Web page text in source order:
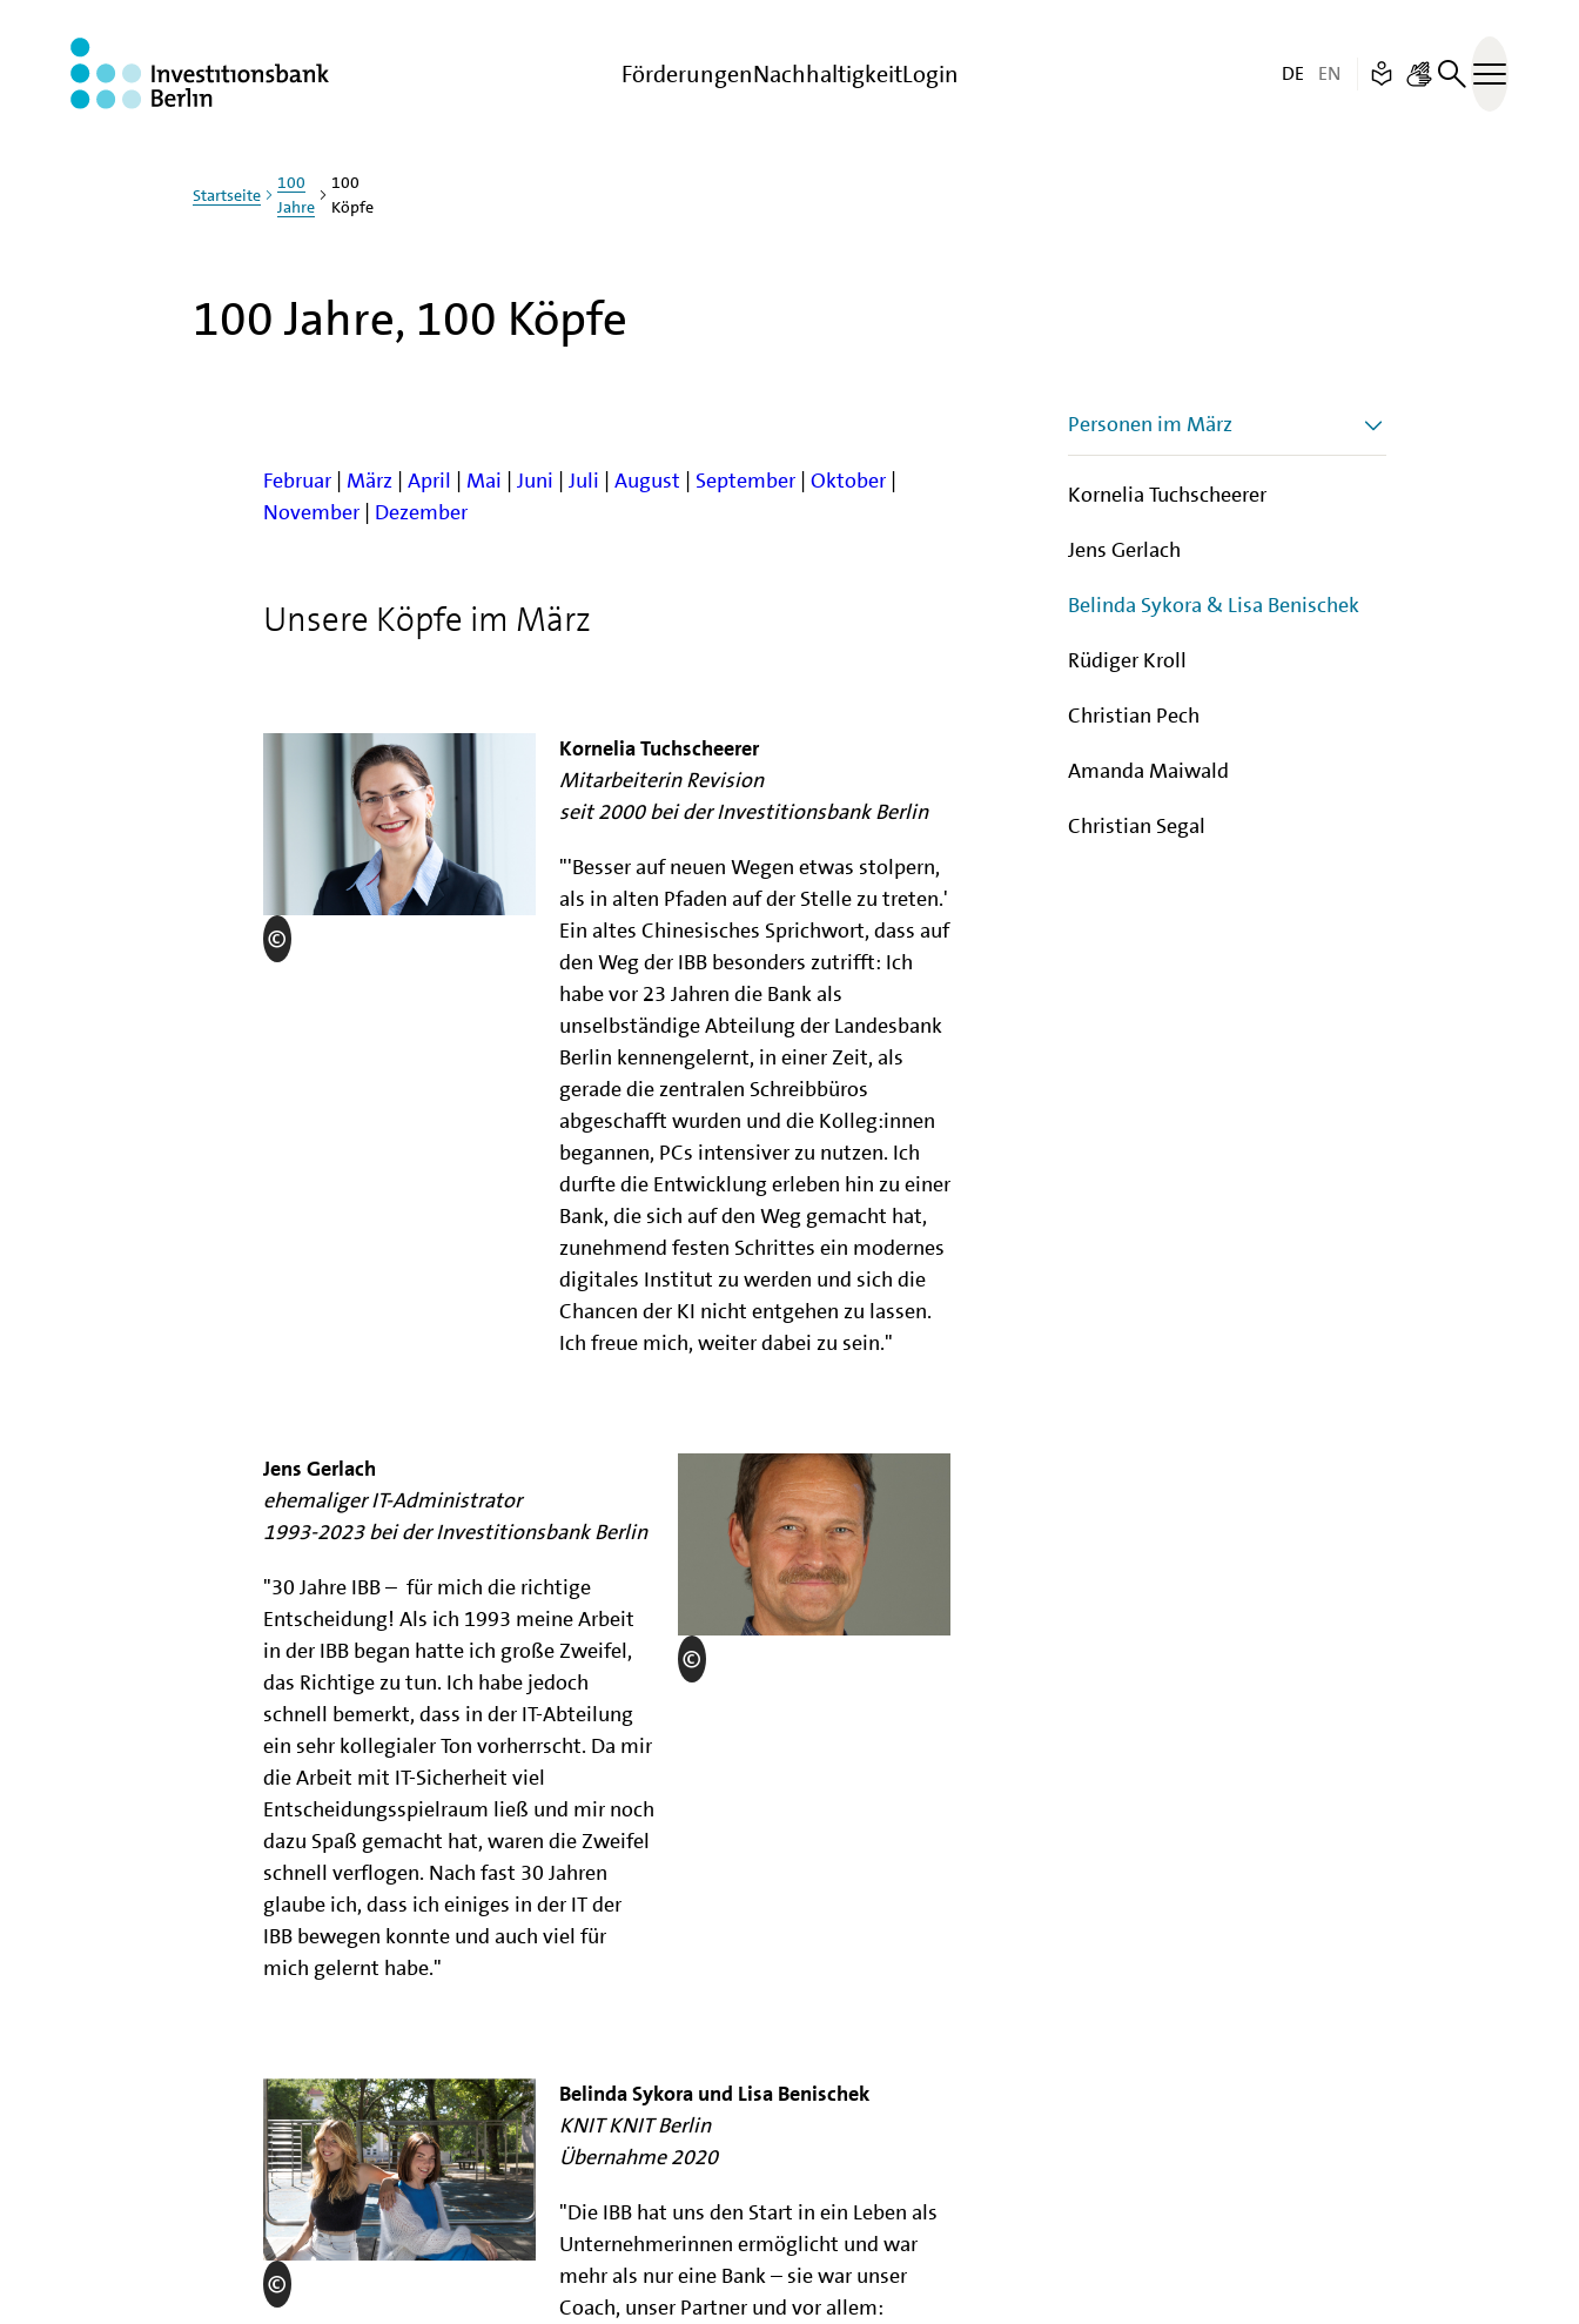
FörderungenNachhaltigkeitLogin DE Deutsch (aktive Sprache)
EN English – Unfortunately this
Leichte Sprache
Gebärdensprache
Menü
Startseite
100
Jahre
100
Köpfe
100 Jahre, 100 Köpfe
Februar | März | April | Mai | Juni | Juli | August | September | Oktober |
November | Dezember
Unsere Köpfe im März
Kornelia Tuchscheerer
Mitarbeiterin Revision
seit 2000 bei der Investitionsbank Berlin
"'Besser auf neuen Wegen etwas stolpern,
als in alten Pfaden auf der Stelle zu treten.'
Ein altes Chinesisches Sprichwort, dass auf
den Weg der IBB besonders zutrifft: Ich
habe vor 23 Jahren die Bank als
unselbständige Abteilung der Landesbank
Berlin kennengelernt, in einer Zeit, als
gerade die zentralen Schreibbüros
abgeschafft wurden und die Kolleg:innen
begannen, PCs intensiver zu nutzen. Ich
durfte die Entwicklung erleben hin zu einer
Bank, die sich auf den Weg gemacht hat,
zunehmend festen Schrittes ein modernes
digitales Institut zu werden und sich die
Chancen der KI nicht entgehen zu lassen.
Ich freue mich, weiter dabei zu sein."
Jens Gerlach
ehemaliger IT-Administrator
1993-2023 bei der Investitionsbank Berlin
"30 Jahre IBB – für mich die richtige
Entscheidung! Als ich 1993 meine Arbeit
in der IBB began hatte ich große Zweifel,
das Richtige zu tun. Ich habe jedoch
schnell bemerkt, dass in der IT-Abteilung
ein sehr kollegialer Ton vorherrscht. Da mir
die Arbeit mit IT-Sicherheit viel
Entscheidungsspielraum ließ und mir noch
dazu Spaß gemacht hat, waren die Zweifel
schnell verflogen. Nach fast 30 Jahren
glaube ich, dass ich einiges in der IT der
IBB bewegen konnte und auch viel für
mich gelernt habe."
Belinda Sykora und Lisa Benischek
KNIT KNIT Berlin
Übernahme 2020
"Die IBB hat uns den Start in ein Leben als
Unternehmerinnen ermöglicht und war
mehr als nur eine Bank – sie war unser
Coach, unser Partner und vor allem:
Personen im März
Kornelia Tuchscheerer
Jens Gerlach
Belinda Sykora & Lisa Benischek
Rüdiger Kroll
Christian Pech
Amanda Maiwald
Christian Segal